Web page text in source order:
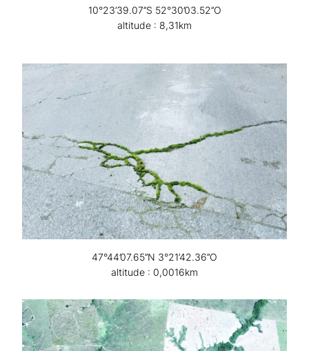
10°23’39.07’’S 52°30’03.52’’O
altitude : 8,31km
47°44’07.65’’N 3°21’42.36’’O
altitude : 0,0016km